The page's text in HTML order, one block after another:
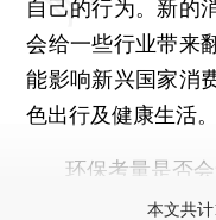
自己的行为。新的
会给一些行业带来
能影响新兴国家消
色出行及健康生活。
环保考量是否
本文共